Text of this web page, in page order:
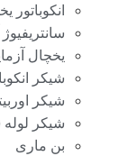
انکوباتور
یخچال
شیکر
شیکر
شیکر
بن ماری